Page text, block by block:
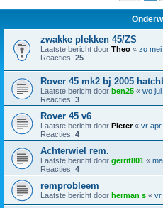
zwakke plekken 45/ZS
Laatste bericht door Theo « zo mei
Reacties: 25
Rover 45 mk2 bj 2005
Laatste bericht door ben25 « wo
Reacties: 3
Rover 45 v6
Laatste bericht door Pieter« vr apr
Reacties: 4
Achterwiel rem.
Laatste bericht door gerrit801 «
Reacties: 4
remprobleem
Laatste bericht door herman s « vr